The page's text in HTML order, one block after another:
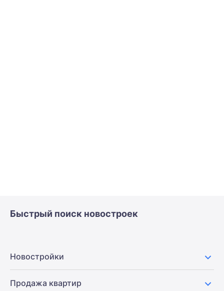
Быстрый поиск новостроек
Новостройки
Продажа квартир